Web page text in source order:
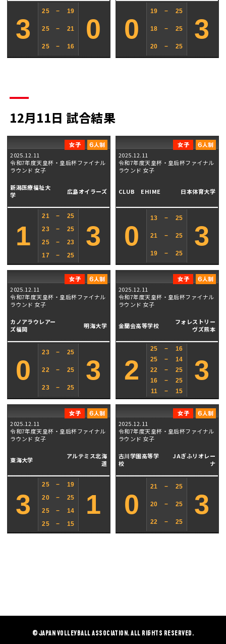
3
25 − 19
25 − 21
25 − 16
0 0
19 − 25
18 − 25
20 − 25
3
12月11日 試合結果
2025.12.11
令和7年度天皇杯・皇后杯ファイナル
ラウンド 女子
新潟医療福祉大
学
広島オイラーズ
1
21 −
25
23
−
25
25
−
23
17
− 25
3
2025.12.11
令和7年度天皇杯・皇后杯ファイナル
ラウンド 女子
CLUB EHIME 日本体育大学
0
13 − 25
21 − 25
19 − 25
3
2025.12.11
令和7年度天皇杯・皇后杯ファイナル
ラウンド 女子
カノアラウレアー
ズ福岡
明海大学
0
23 − 25
22 − 25
23 − 25
3
2025.12.11
令和7年度天皇杯・皇后杯ファイナル
ラウンド 女子
金蘭会高等学校
フォレストリー
ヴズ熊本
2
25 −
16
25
−
14
22
−
25
16
−
25
11
− 15
3
2025.12.11
令和7年度天皇杯・皇后杯ファイナル
ラウンド 女子
東海大学
アルテミス北海
道
3
25 −
19
20
−
25
25
−
14
25
− 15
1
2025.12.11
令和7年度天皇杯・皇后杯ファイナル
ラウンド 女子
古川学園高等学
校
JAぎふリオレー
ナ
0
21 − 25
20 − 25
22 − 25
3
© JAPAN VOLLEYBALL ASSOCIATION. ALL RIGHTS RESERVED.